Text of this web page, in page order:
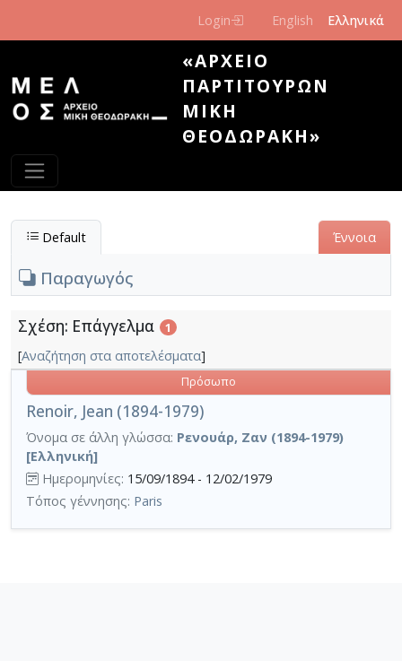
Login English Ελληνικά
«ΑΡΧΕΊΟ
ΠΑΡΤΙΤΟΎΡΩΝ
ΜΊΚΗ
ΘΕΟΔΩΡΆΚΗ»
Default Έννοια
Παραγωγός
Σχέση: Επάγγελμα 1
[Αναζήτηση στα αποτελέσματα]
Renoir, Jean (1894-1979)
Πρόσωπο
Όνομα σε άλλη γλώσσα: Ρενουάρ, Ζαν (1894-1979)
[Ελληνική]
Ημερομηνίες: 15/09/1894 - 12/02/1979
Τόπος γέννησης: Paris